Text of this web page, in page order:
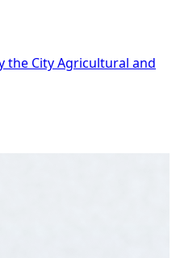
the City Agricultural and